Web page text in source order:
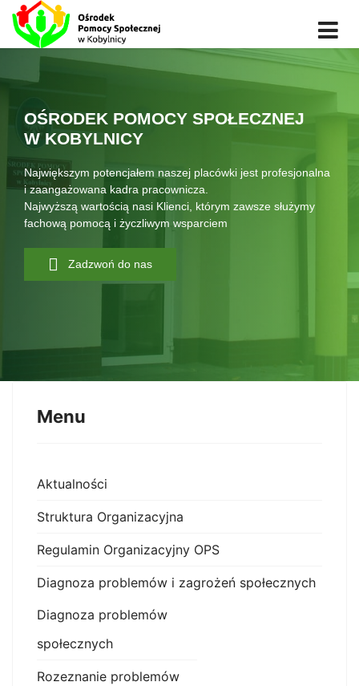
OŚRODEK POMOCY SPOŁECZNEJ
W KOBYLNICY
Największym potencjałem naszej placówki jest profesjonalna
i zaangażowana kadra pracownicza.
Najwyższą wartością nasi Klienci, którym zawsze służymy
fachową pomocą i życzliwym wsparciem
Zadzwoń do nas
Menu
Aktualności
Struktura Organizacyjna
Regulamin Organizacyjny OPS
Diagnoza problemów i zagrożeń społecznych
Diagnoza problemów
społecznych
Rozeznanie problemów